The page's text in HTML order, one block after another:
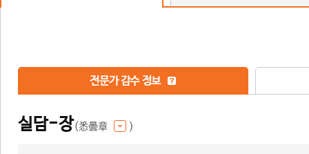
전문가 감수 정보
실담-장(悉曇章 )